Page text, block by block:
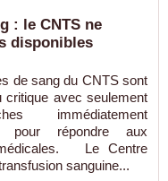
: le CNTS ne
disponibles
de sang du CNTS sont
critique avec seulement
immédiatement
pour répondre aux
Le Centre
sanguine...